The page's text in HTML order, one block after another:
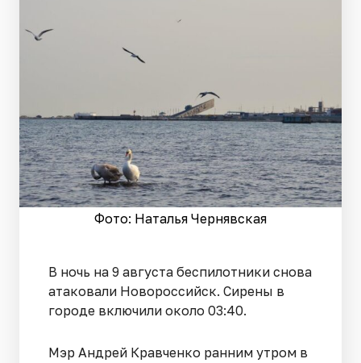
Фото: Наталья Чернявская
В ночь на 9 августа беспилотники снова
атаковали Новороссийск. Сирены в
городе включили около 03:40.
Мэр Андрей Кравченко ранним утром в